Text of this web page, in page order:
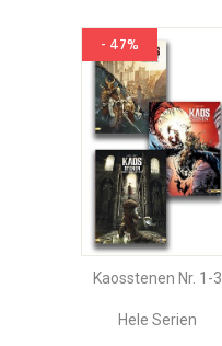
- 47%
Kaosstenen Nr. 1-3
Hele Serien